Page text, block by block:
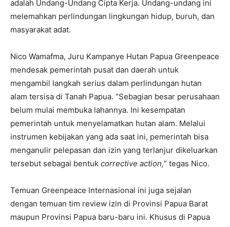
adalah Undang-Undang Cipta Kerja. Undang-undang ini
melemahkan perlindungan lingkungan hidup, buruh, dan
masyarakat adat.
Nico Wamafma, Juru Kampanye Hutan Papua Greenpeace
mendesak pemerintah pusat dan daerah untuk
mengambil langkah serius dalam perlindungan hutan
alam tersisa di Tanah Papua. “Sebagian besar perusahaan
belum mulai membuka lahannya. Ini kesempatan
pemerintah untuk menyelamatkan hutan alam. Melalui
instrumen kebijakan yang ada saat ini, pemerintah bisa
menganulir pelepasan dan izin yang terlanjur dikeluarkan
tersebut sebagai bentuk corrective action,” tegas Nico.
Temuan Greenpeace Internasional ini juga sejalan
dengan temuan tim review izin di Provinsi Papua Barat
maupun Provinsi Papua baru-baru ini. Khusus di Papua